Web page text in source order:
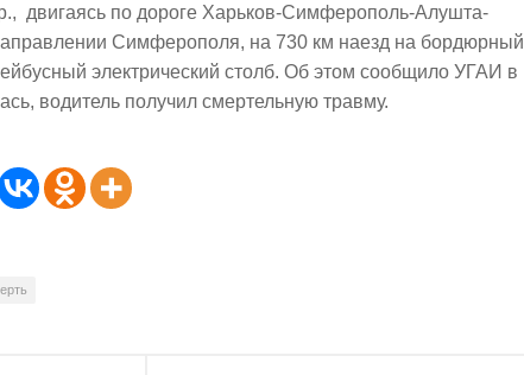
двигаясь по дороге Харьков-Симферополь-Алушта-
Симферополя, на 730 км наезд на бордюрный
электрический столб. Об этом сообщило УГАИ в
водитель получил смертельную травму.